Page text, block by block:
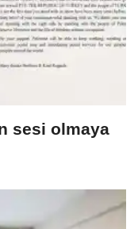
sesi olmaya